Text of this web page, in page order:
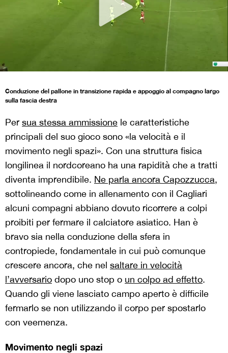
Conduzione del pallone in transizione rapida e appoggio al compagno largo
sulla fascia destra
Per sua stessa ammissione le caratteristiche
principali del suo gioco sono «la velocità e il
movimento negli spazi». Con una struttura fisica
longilinea il nordcoreano ha una rapidità che a tratti
diventa imprendibile. Ne parla ancora Capozzucca,
sottolineando come in allenamento con il Cagliari
alcuni compagni abbiano dovuto ricorrere a colpi
proibiti per fermare il calciatore asiatico. Han è
bravo sia nella conduzione della sfera in
contropiede, fondamentale in cui può comunque
crescere ancora, che nel saltare in velocità
l’avversario dopo uno stop o un colpo ad effetto.
Quando gli viene lasciato campo aperto è difficile
fermarlo se non utilizzando il corpo per spostarlo
con veemenza.
Movimento negli spazi